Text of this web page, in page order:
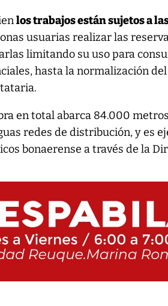
los trabajos están sujetos a
usuarias realizar las
limitando su uso para
hasta la normalización
en total abarca 84.000
redes de distribución, y es
bonaerense a través de la